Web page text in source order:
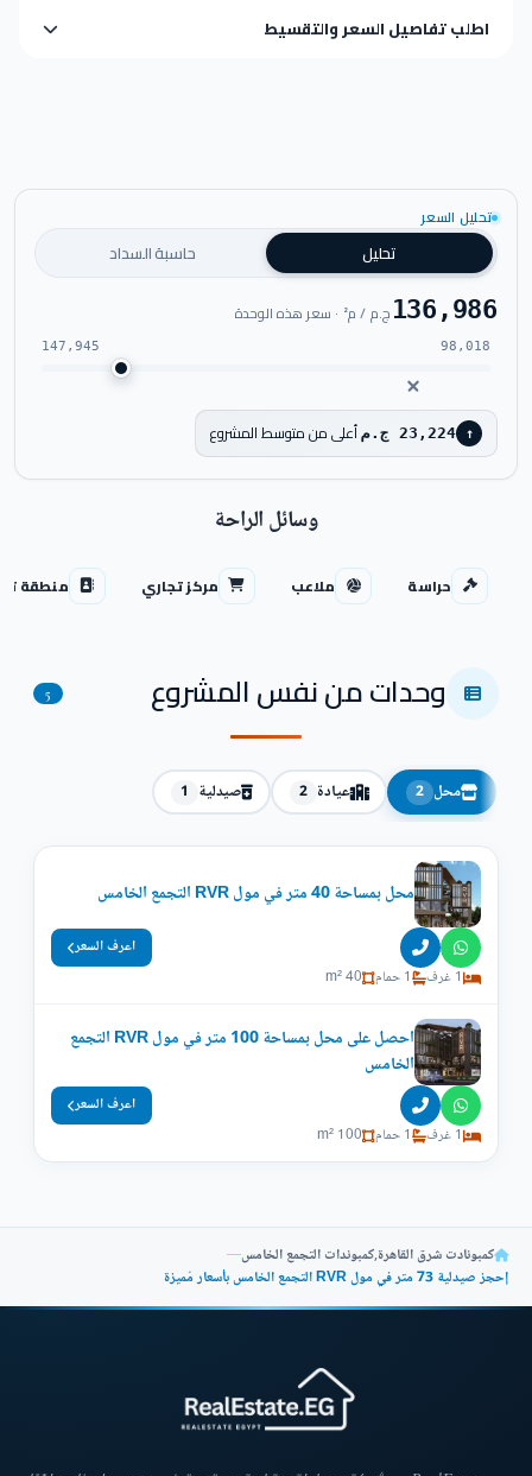
اطلب تفاصيل السعر والتقسيط
تحليل السعر
تحليل حاسبة السداد
136,986ج.م / م² · سعر هذه الوحدة
98,018
147,945
↑ 23,224 ج.م أعلى من متوسط المشروع
وسائل الراحة
حراسة ملاعب مركز تجاري منطقة
وحدات من نفس المشروع 5
محل 2 عيادة 2 صيدلية 1
محل بمساحة 40 متر في مول RVR التجمع الخامس
1 غرف 1 حمام 40 m²
اعرف السعر
احصل على محل بمساحة 100 متر في مول RVR التجمع
الخامس
1 غرف 1 حمام 100 m²
اعرف السعر
كمبونادت شرق القاهرة,كمبوندات التجمع الخامس—
إحجز صيدلية 73 متر في مول RVR التجمع الخامس بأسعار مُميزة